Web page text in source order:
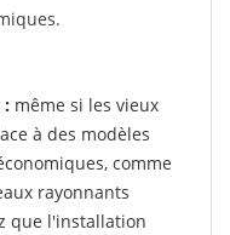
même si les vieux
à des modèles
comme
rayonnants
que l'installation